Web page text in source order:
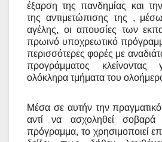
έξαρση της πανδημίας και
της αντιμετώπισης της ,
αγέλης, οι απουσίες των
πρωινό υποχρεωτικό
περισσότερες φορές με
προγράμματος κλείνοντας
ολόκληρα τμήματα του
Μέσα σε αυτήν την
αντί να ασχοληθεί
πρόγραμμα, το χρησιμοποιεί